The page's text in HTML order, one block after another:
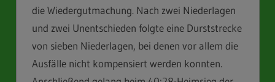
die Wiedergutmachung. Nach zwei Niederlagen
und zwei Unentschieden folgte eine Durststrecke
von sieben Niederlagen, bei denen vor allem die
Ausfälle nicht kompensiert werden konnten.